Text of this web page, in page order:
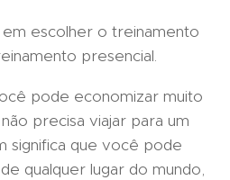
escolher o treinamento
presencial.
pode economizar muito
precisa viajar para um
significa que você pode
qualquer lugar do mundo,